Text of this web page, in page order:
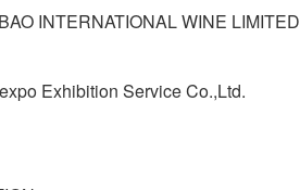
INTERNATIONAL WINE LIMITED
Exhibition Service Co.,Ltd.